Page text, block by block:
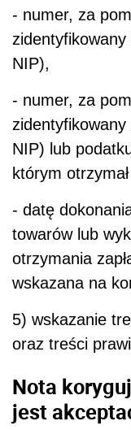
- numer, za
NIP),
- numer, za
NIP) lub
którym
- datę
towarów lub
otrzymania
wskazana na
5) wskazanie
oraz treści
Nota
jest